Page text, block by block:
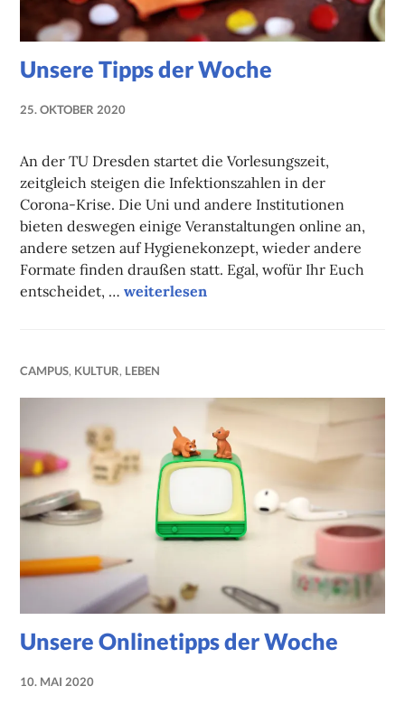
Unsere Tipps der Woche
25. OKTOBER 2020
An der TU Dresden startet die Vorlesungszeit,
zeitgleich steigen die Infektionszahlen in der
Corona-Krise. Die Uni und andere Institutionen
bieten deswegen einige Veranstaltungen online an,
andere setzen auf Hygienekonzept, wieder andere
Formate finden draußen statt. Egal, wofür Ihr Euch
entscheidet, …Unsere Tipps der Woche
weiterlesen
CAMPUS, KULTUR, LEBEN
Unsere Onlinetipps der Woche
10. MAI 2020